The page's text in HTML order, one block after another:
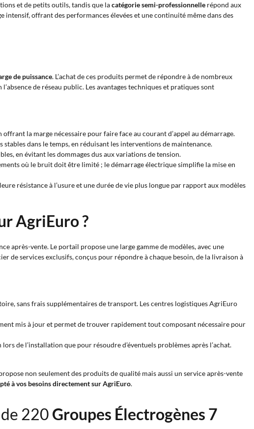
et de petits outils, tandis que lacatégorie semi-professionnelle répond aux
intensif, offrant des performances élevées et une continuité même dans des
de puissance. L’achat de ces produits permet de répondre à de nombreux
de réseau public. Les avantages techniques et pratiques sont
la marge nécessaire pour faire face au courant d’appel au démarrage.
dans le temps, en réduisant les interventions de maintenance.
en évitant les dommages dus aux variations de tension.
où le bruit doit être limité ; le démarrage électrique simplifie la mise en
résistance à l’usure et une durée de vie plus longue par rapport aux modèles
AgriEuro ?
après-vente. Le portail propose une large gamme de modèles, avec une
de services exclusifs, conçus pour répondre à chaque besoin, de la livraison à
sans frais supplémentaires de transport. Les centres logistiques AgriEuro
mis à jour et permet de trouver rapidement tout composant nécessaire pour
de l’installation que pour résoudre d’éventuels problèmes après l’achat.
non seulement des produits de qualité mais aussi un service après-vente
à vos besoins directement sur AgriEuro.
220 Groupes Électrogènes 7